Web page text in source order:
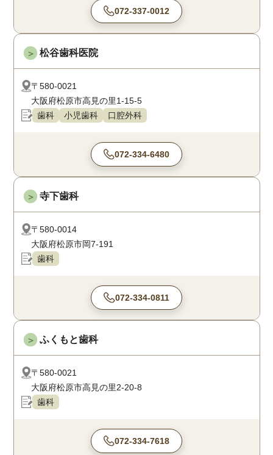
072-337-0012
＞ 松谷歯科医院
〒580-0021
大阪府松原市高見の里1-15-5
歯科
小児歯科 口腔外科
072-334-6480
＞ 寺下歯科
〒580-0014
大阪府松原市岡7-191
歯科
072-334-0811
＞ ふくもと歯科
〒580-0021
大阪府松原市高見の里2-20-8
歯科
072-334-7618